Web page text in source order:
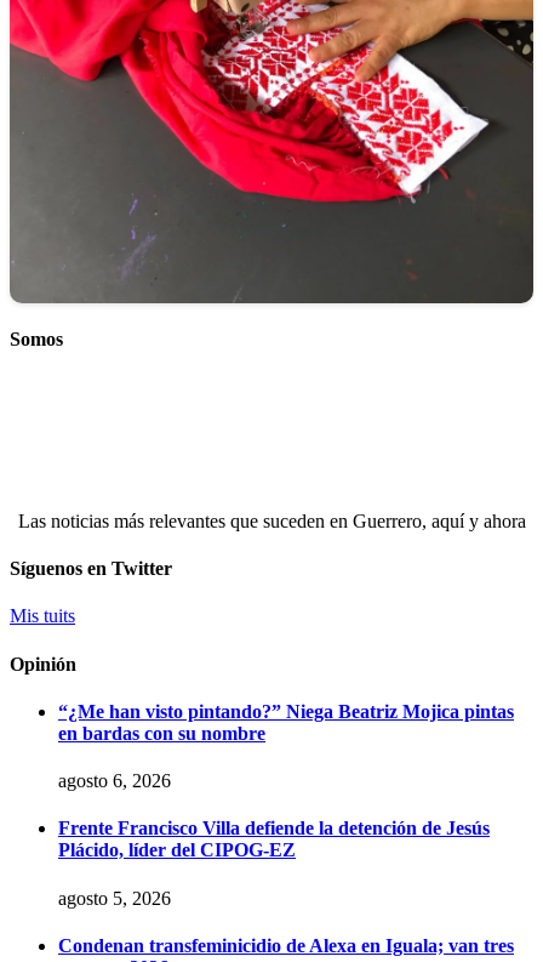
Somos
Las noticias más relevantes que suceden en Guerrero, aquí y ahora
Síguenos en Twitter
Mis tuits
Opinión
“¿Me han visto pintando?” Niega Beatriz Mojica pintas
en bardas con su nombre
agosto 6, 2026
Frente Francisco Villa defiende la detención de Jesús
Plácido, líder del CIPOG-EZ
agosto 5, 2026
Condenan transfeminicidio de Alexa en Iguala; van tres